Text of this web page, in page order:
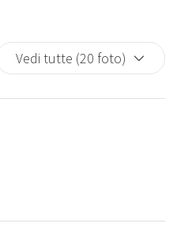
Vedi tutte (20 foto)